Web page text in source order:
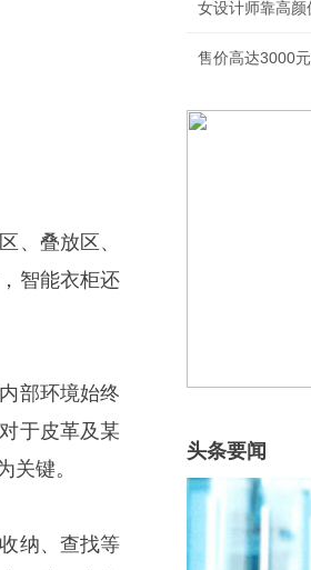
、叠放区、
智能衣柜还
部环境始终
于皮革及某
关键。
纳、查找等
头条要闻